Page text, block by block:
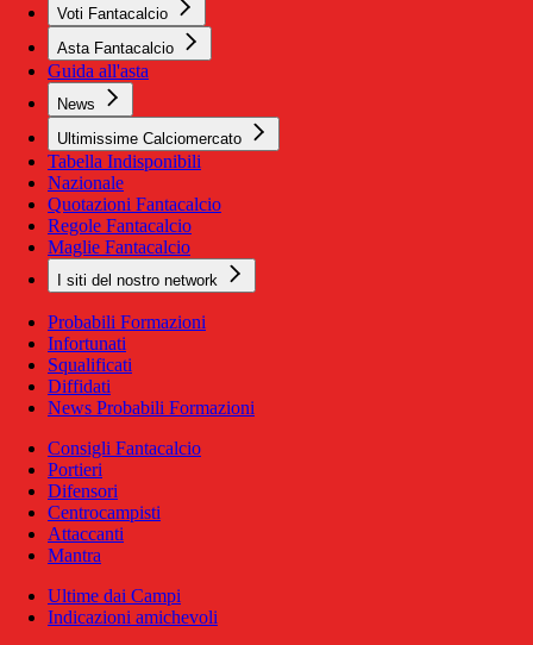
Voti Fantacalcio
Asta Fantacalcio
Guida all'asta
News
Ultimissime Calciomercato
Tabella Indisponibili
Nazionale
Quotazioni Fantacalcio
Regole Fantacalcio
Maglie Fantacalcio
I siti del nostro network
Probabili Formazioni
Infortunati
Squalificati
Diffidati
News Probabili Formazioni
Consigli Fantacalcio
Portieri
Difensori
Centrocampisti
Attaccanti
Mantra
Ultime dai Campi
Indicazioni amichevoli